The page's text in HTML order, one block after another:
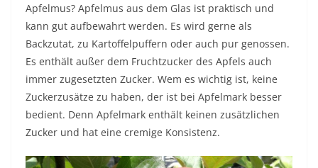
Apfelmus? Apfelmus aus dem Glas ist praktisch und
kann gut aufbewahrt werden. Es wird gerne als
Backzutat, zu Kartoffelpuffern oder auch pur genossen.
Es enthält außer dem Fruchtzucker des Apfels auch
immer zugesetzten Zucker. Wem es wichtig ist, keine
Zuckerzusätze zu haben, der ist bei Apfelmark besser
bedient. Denn Apfelmark enthält keinen zusätzlichen
Zucker und hat eine cremige Konsistenz.